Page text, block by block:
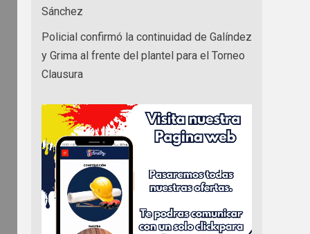
Sánchez
Policial confirmó la continuidad de Galíndez
y Grima al frente del plantel para el Torneo
Clausura